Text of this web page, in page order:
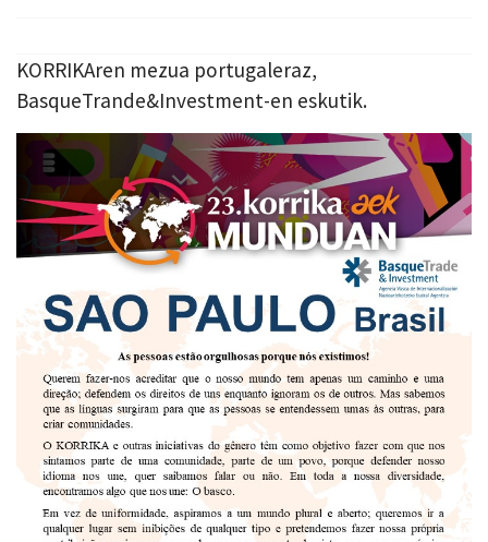
KORRIKAren mezua portugaleraz,
BasqueTrande&Investment-en eskutik.